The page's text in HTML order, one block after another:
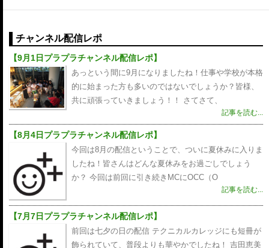
チャンネル配信レポ
【9月1日プラプラチャンネル配信レポ】
あっという間に9月になりましたね！仕事や学校が本格
的に始まった方も多いのではないでしょうか？皆様、
共に頑張っていきましょう！！ さてさて、
記事を読む...
【8月4日プラプラチャンネル配信レポ】
今回は8月の配信ということで、ついに夏休みに入りま
したね！皆さんはどんな夏休みをお過ごしでしょう
か？ 今回は前回に引き続きMCにOCC（O
記事を読む...
【7月7日プラプラチャンネル配信レポ】
前回は七夕の日の配信 テクニカルカレッジにも短冊が
飾られていて、普段よりも華やかでしたね！ 吉田恵美